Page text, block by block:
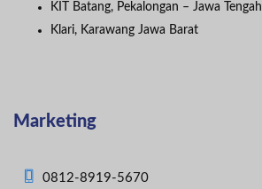
KIT Batang, Pekalongan – Jawa Tengah
Klari, Karawang Jawa Barat
Marketing
0812-8919-5670